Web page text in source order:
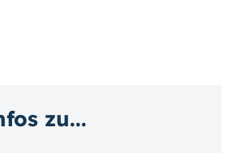
zu...